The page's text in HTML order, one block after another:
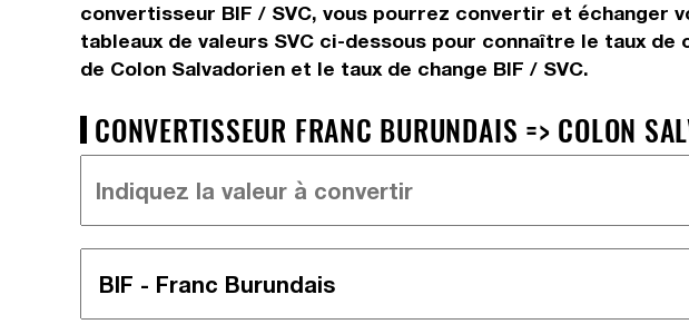
convertisseur BIF / SVC, vous pourrez convertir et échanger
tableaux de valeurs SVC ci-dessous pour connaître le taux
de Colon Salvadorien et le taux de change BIF / SVC.
CONVERTISSEUR FRANC BURUNDAIS => COLON